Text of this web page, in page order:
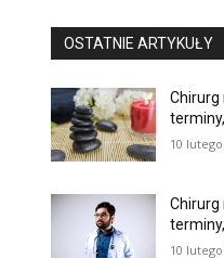
OSTATNIE ARTYKUŁY
Chirurg
10
Chirurg
10